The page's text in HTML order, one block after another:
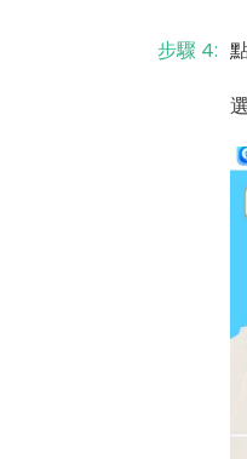
步驟 4: